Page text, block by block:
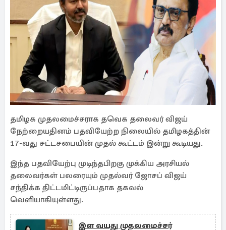
தமிழக முதலமைச்சராக தவெக தலைவர் விஜய்
நேற்றையதினம் பதவியேற்ற நிலையில் தமிழகத்தின்
17-வது சட்டசபையின் முதல் கூட்டம் இன்று கூடியது.
இந்த பதவியேற்பு முடிந்தபிறகு முக்கிய அரசியல்
தலைவர்கள் பலரையும் முதல்வர் ஜோசப் விஜய்
சந்திக்க திட்டமிட்டிருப்பதாக தகவல்
வெளியாகியுள்ளது.
இள வயது முதலமைச்சர்